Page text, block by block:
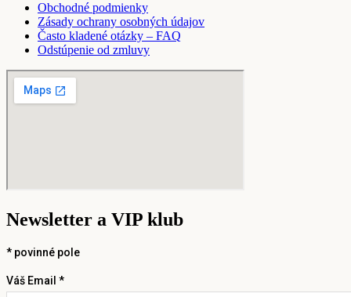
Obchodné podmienky
Zásady ochrany osobných údajov
Často kladené otázky – FAQ
Odstúpenie od zmluvy
Newsletter a VIP klub
* povinné pole
Váš Email *